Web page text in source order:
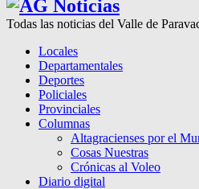
Todas las noticias del Valle de
Locales
Departamentales
Deportes
Policiales
Provinciales
Columnas
Altagracienses por el
Cosas Nuestras
Crónicas al Voleo
Diario digital